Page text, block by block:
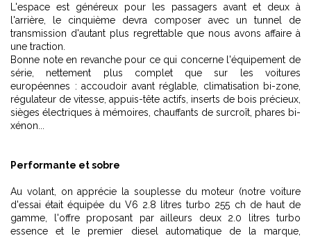
L'espace est généreux pour les passagers avant et deux à
l'arrière, le cinquième devra composer avec un tunnel de
transmission d'autant plus regrettable que nous avons affaire à
une traction.
Bonne note en revanche pour ce qui concerne l'équipement de
série, nettement plus complet que sur les voitures
européennes : accoudoir avant réglable, climatisation bi-zone,
régulateur de vitesse, appuis-tête actifs, inserts de bois précieux,
sièges électriques à mémoires, chauffants de surcroît, phares bi-
xénon...
Performante et sobre
Au volant, on apprécie la souplesse du moteur (notre voiture
d'essai était équipée du V6 2.8 litres turbo 255 ch de haut de
gamme, l'offre proposant par ailleurs deux 2.0 litres turbo
essence et le premier diesel automatique de la marque,